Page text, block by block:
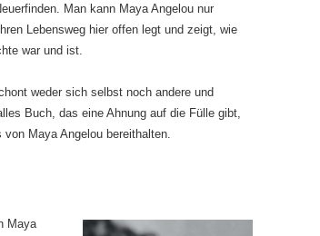
Man kann Maya Angelou nur
Lebensweg hier offen legt und zeigt, wie
war und ist.
weder sich selbst noch andere und
Buch, das eine Ahnung auf die Fülle gibt,
Maya Angelou bereithalten.
Maya